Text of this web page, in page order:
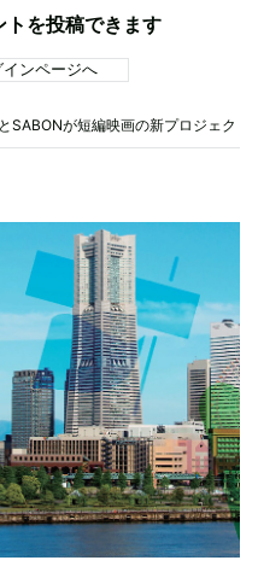
を投稿できます
ンページへ
SABONが短編映画の新プロジェクト